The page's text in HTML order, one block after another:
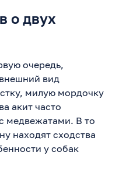
о двух
очередь,
вид
милую мордочку
акит часто
медвежатами. В то
находят сходства
у собак